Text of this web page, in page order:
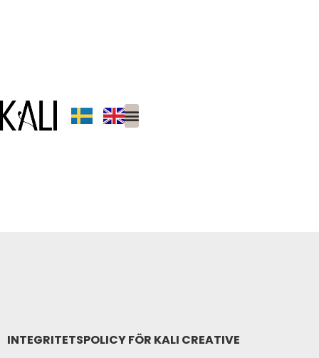
INTEGRITETSPOLICY FÖR KALI CREATIVE